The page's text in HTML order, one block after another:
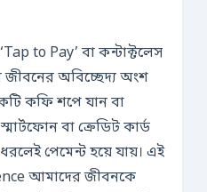
to Pay’ বা কন্টাক্টলেস
জীবনের অবিচ্ছেদ্য অংশ
কফি শপে যান বা
বা ক্রেডিট কার্ড
পেমেন্ট হয়ে যায়। এই
আমাদের জীবনকে